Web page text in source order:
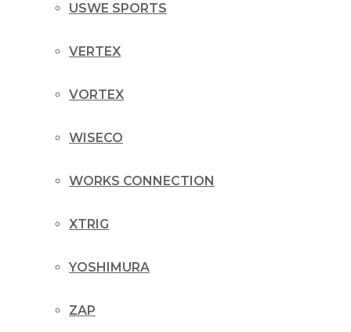
USWE SPORTS
VERTEX
VORTEX
WISECO
WORKS CONNECTION
XTRIG
YOSHIMURA
ZAP